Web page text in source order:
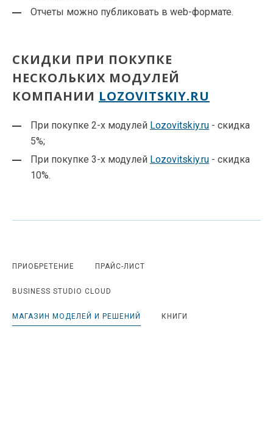
Отчеты можно публиковать в web-формате.
СКИДКИ ПРИ ПОКУПКЕ
НЕСКОЛЬКИХ МОДУЛЕЙ
КОМПАНИИ LOZOVITSKIY.RU
При покупке 2-х модулей Lozovitskiy.ru - скидка
5%;
При покупке 3-х модулей Lozovitskiy.ru - скидка
10%.
ПРИОБРЕТЕНИЕ ПРАЙС-ЛИСТ
BUSINESS STUDIO CLOUD
МАГАЗИН МОДЕЛЕЙ И РЕШЕНИЙ КНИГИ